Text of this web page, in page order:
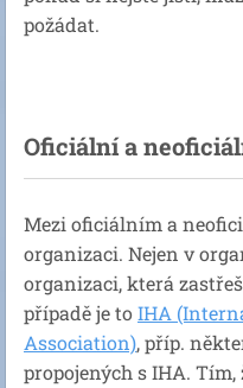
požádat.
Oficiální a
Mezi oficiálním a
organizaci. Nejen v
organizaci, která
případě je toIHA
Association), příp.
propojených s IHA.